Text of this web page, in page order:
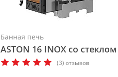
Банная печь
ASTON 16 INOX со стеклом
(3) отзывов